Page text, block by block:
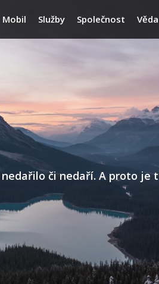
Mobil Služby Společnost Věda
či nedaří. A proto je